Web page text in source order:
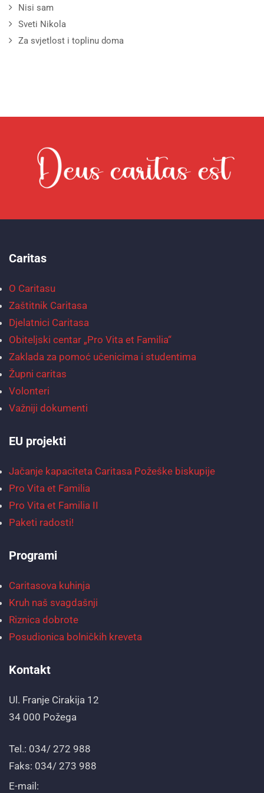
Nisi sam
Sveti Nikola
Za svjetlost i toplinu doma
Caritas
O Caritasu
Zaštitnik Caritasa
Djelatnici Caritasa
Obiteljski centar „Pro Vita et Familia“
Zaklada za pomoć učenicima i studentima
Župni caritas
Volonteri
Važniji dokumenti
EU projekti
Jačanje kapaciteta Caritasa Požeške biskupije
Pro Vita et Familia
Pro Vita et Familia II
Paketi radosti!
Programi
Caritasova kuhinja
Kruh naš svagdašnji
Riznica dobrote
Posudionica bolničkih kreveta
Kontakt
Ul. Franje Cirakija 12
34 000 Požega
Tel.: 034/ 272 988
Faks: 034/ 273 988
E-mail: